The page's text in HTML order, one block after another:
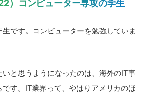
）コンピューター専攻の学生
です。コンピューターを勉強していま
と思うようになったのは、海外のIT事
す。IT業界って、やはりアメリカのほ